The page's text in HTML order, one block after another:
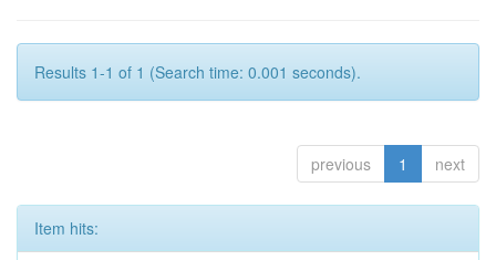
Results 1-1 of 1 (Search time: 0.001 seconds).
previous 1 next
Item hits: